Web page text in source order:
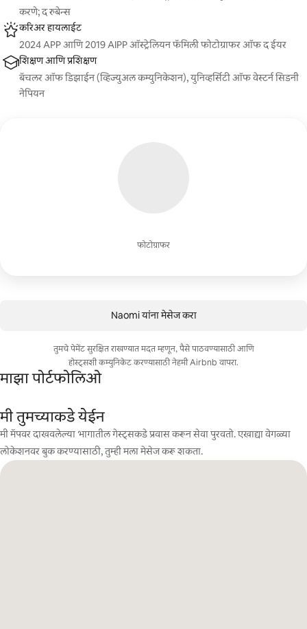
फोटोग्राफर
करणे; द रुबेन्स
करिअर हायलाईट
2024 APP आणि 2019 AIPP ऑस्ट्रेलियन फॅमिली फोटोग्राफर ऑफ द ईयर
शिक्षण आणि प्रशिक्षण
बॅचलर ऑफ डिझाईन (व्हिज्युअल कम्युनिकेशन), युनिव्हर्सिटी ऑफ वेस्टर्न सिडनी
नेपियन
Naomi यांना मेसेज करा
तुमचे पेमेंट सुरक्षित राखण्यात मदत म्हणून, पैसे पाठवण्यासाठी आणि
होस्ट्सशी कम्युनिकेट करण्यासाठी नेहमी Airbnb वापरा.
माझा पोर्टफोलिओ
मी तुमच्याकडे येईन
मी मॅपवर दाखवलेल्या भागातील गेस्ट्सकडे प्रवास करून सेवा पुरवतो. एखाद्या वेगळ्या
लोकेशनवर बुक करण्यासाठी, तुम्ही मला मेसेज करू शकता.